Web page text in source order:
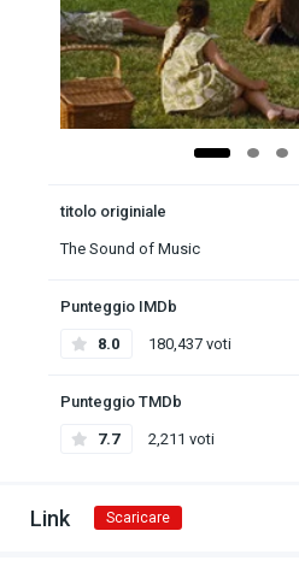
titolo originiale
The Sound of Music
Punteggio IMDb
8.0 180,437 voti
Punteggio TMDb
7.7 2,211 voti
Link Scaricare